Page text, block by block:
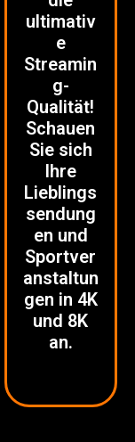
ultimativ
e
Streamin
g-
Qualität!
Schauen
Sie sich
Ihre
Lieblings
sendung
en und
Sportver
anstaltun
gen in 4K
und 8K
an.